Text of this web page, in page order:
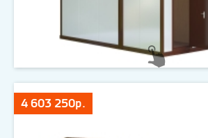
4 603 250р.